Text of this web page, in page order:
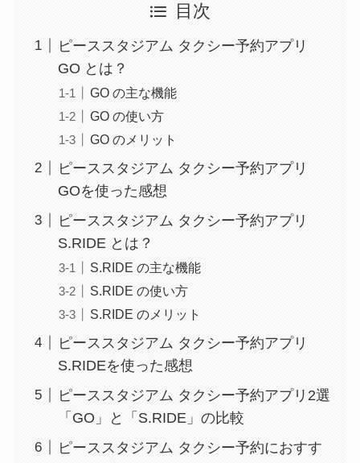
目次
ピーススタジアム タクシー予約アプリ
GO とは？
GO の主な機能
GO の使い方
GO のメリット
ピーススタジアム タクシー予約アプリ
GOを使った感想
ピーススタジアム タクシー予約アプリ
S.RIDE とは？
S.RIDE の主な機能
S.RIDE の使い方
S.RIDE のメリット
ピーススタジアム タクシー予約アプリ
S.RIDEを使った感想
ピーススタジアム タクシー予約アプリ2選
「GO」と「S.RIDE」の比較
ピーススタジアム タクシー予約におすす